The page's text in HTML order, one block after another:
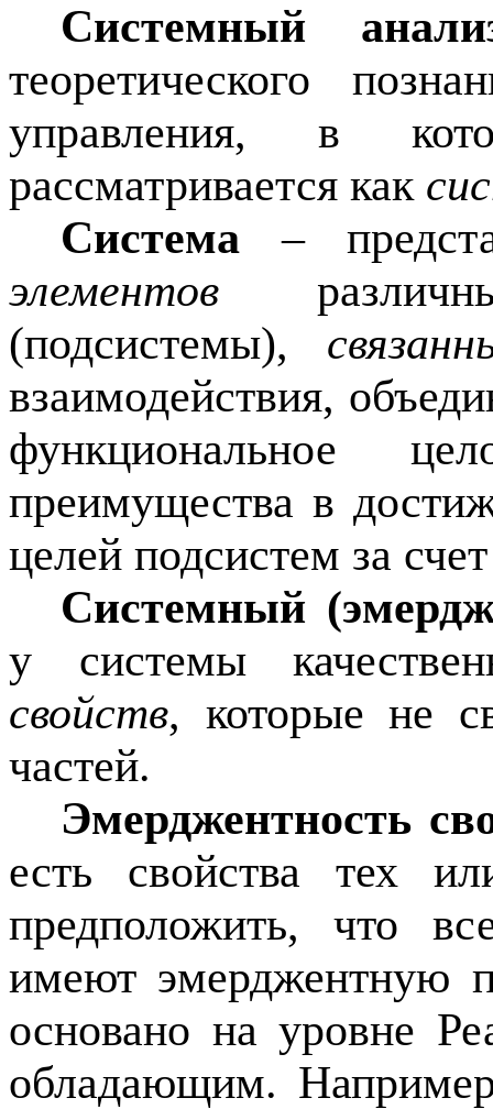
Системный
теоретического
управления, в
рассматривается как
Система –
элементов
(подсистемы),
взаимодействия,
функциональное
преимущества в
целей подсистем за
Системный
у системы
свойств, которые не
частей.
Эмерджентность
есть свойства тех
предположить, что
имеют эмерджентную
основано на уровне
обладающим.